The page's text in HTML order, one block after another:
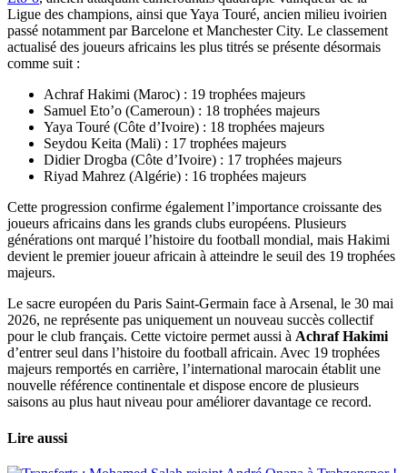
Ligue des champions, ainsi que Yaya Touré, ancien milieu ivoirien
passé notamment par Barcelone et Manchester City. Le classement
actualisé des joueurs africains les plus titrés se présente désormais
comme suit :
Achraf Hakimi (Maroc) : 19 trophées majeurs
Samuel Eto’o (Cameroun) : 18 trophées majeurs
Yaya Touré (Côte d’Ivoire) : 18 trophées majeurs
Seydou Keita (Mali) : 17 trophées majeurs
Didier Drogba (Côte d’Ivoire) : 17 trophées majeurs
Riyad Mahrez (Algérie) : 16 trophées majeurs
Cette progression confirme également l’importance croissante des
joueurs africains dans les grands clubs européens. Plusieurs
générations ont marqué l’histoire du football mondial, mais Hakimi
devient le premier joueur africain à atteindre le seuil des 19 trophées
majeurs.
Le sacre européen du Paris Saint-Germain face à Arsenal, le 30 mai
2026, ne représente pas uniquement un nouveau succès collectif
pour le club français. Cette victoire permet aussi à Achraf Hakimi
d’entrer seul dans l’histoire du football africain. Avec 19 trophées
majeurs remportés en carrière, l’international marocain établit une
nouvelle référence continentale et dispose encore de plusieurs
saisons au plus haut niveau pour améliorer davantage ce record.
Lire aussi